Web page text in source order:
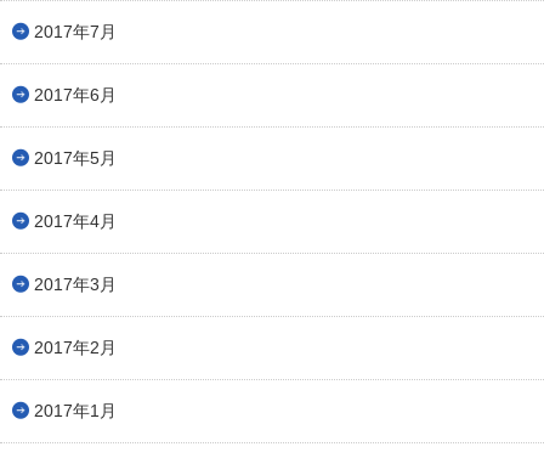
2017年7月
2017年6月
2017年5月
2017年4月
2017年3月
2017年2月
2017年1月